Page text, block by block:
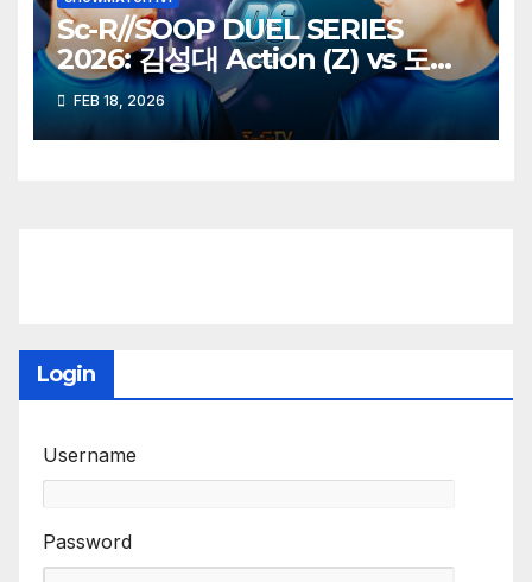
Sc-R//SOOP DUEL SERIES
2026: 김성대 Action (Z) vs 도재
욱 Best (P)
FEB 18, 2026
Login
Username
Password